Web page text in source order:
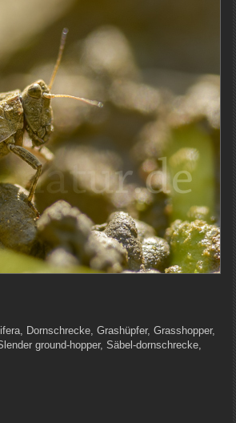
Dornschrecke, Grashüpfer, Grasshopper,
ground-hopper, Säbel-dornschrecke,